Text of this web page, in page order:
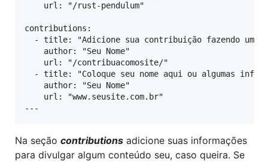
    url: "/rust-pendulum"
contributions:
- title: "Adicione sua contribuição fazendo um
    author: "Seu Nome"
    url: "/contribuacomosite/"
- title: "Coloque seu nome aqui ou algumas
    author: "Seu Nome"
    url: "www.seusite.com.br"
Na seção contributions adicione suas informações
para divulgar algum conteúdo seu, caso queira. Se